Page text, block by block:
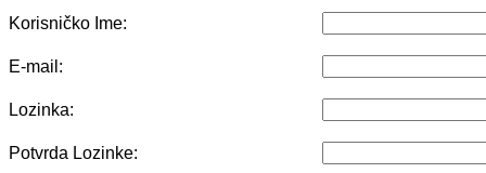
Korisničko Ime:
E-mail:
Lozinka:
Potvrda Lozinke: